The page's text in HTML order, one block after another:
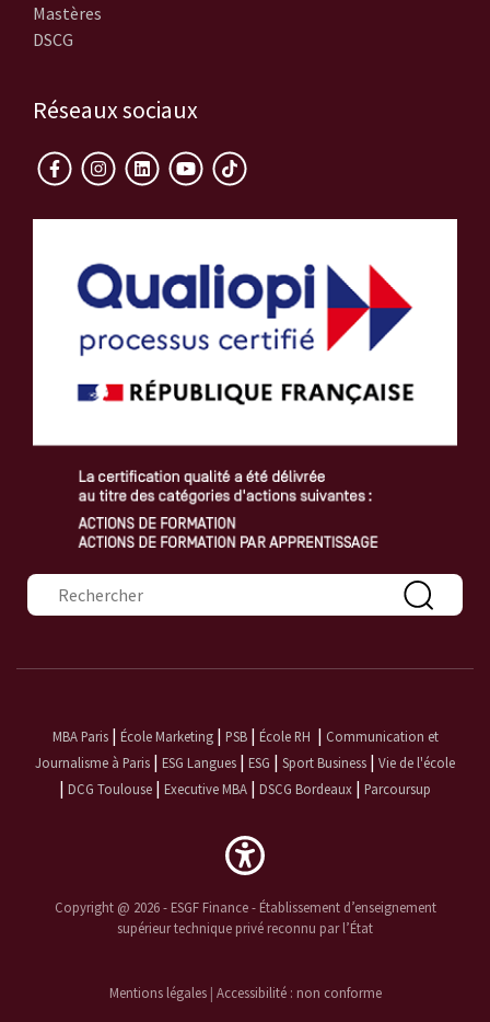
Mastères
DSCG
Réseaux sociaux
Formulaire de recherche
MBA Paris| École Marketing| PSB| École RH | Communication et
Journalisme à Paris | ESG Langues | ESG | Sport Business | Vie de l'école
| DCG Toulouse | Executive MBA | DSCG Bordeaux | Parcoursup
Copyright @ 2026 - ESGF Finance - Établissement d’enseignement
supérieur technique privé reconnu par l’État
Mentions légales| Accessibilité : non conforme